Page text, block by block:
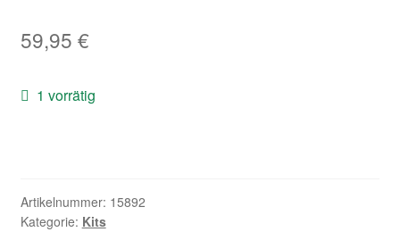
Zubehör
Kundenkarte
Nikotintabelle
59,95 €
1 vorrätig
Artikelnummer: 15892
Kategorie: Kits